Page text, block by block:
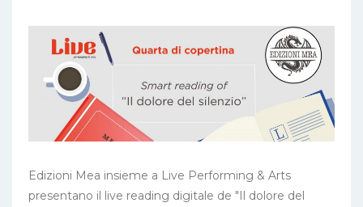
Edizioni Mea insieme a Live Performing & Arts
presentano il live reading digitale de "Il dolore del